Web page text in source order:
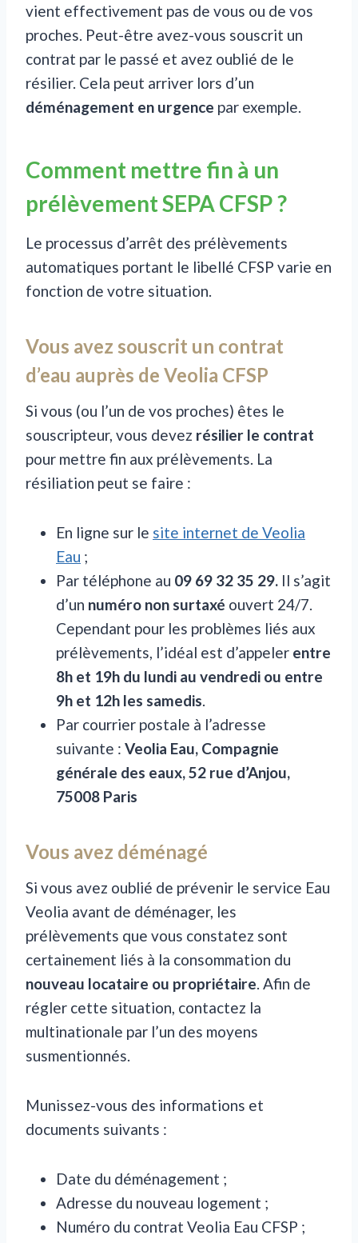
vient effectivement pas de vous ou de vos
proches. Peut-être avez-vous souscrit un
contrat par le passé et avez oublié de le
résilier. Cela peut arriver lors d’un
déménagement en urgence par exemple.
Comment mettre fin à un
prélèvement SEPA CFSP ?
Le processus d’arrêt des prélèvements
automatiques portant le libellé CFSP varie en
fonction de votre situation.
Vous avez souscrit un contrat
d’eau auprès de Veolia CFSP
Si vous (ou l’un de vos proches) êtes le
souscripteur, vous devez résilier le contrat
pour mettre fin aux prélèvements. La
résiliation peut se faire :
En ligne sur le site internet de Veolia
Eau ;
Par téléphone au 09 69 32 35 29. Il s’agit
d’un numéro non surtaxé ouvert 24/7.
Cependant pour les problèmes liés aux
prélèvements, l’idéal est d’appeler entre
8h et 19h du lundi au vendredi ou entre
9h et 12h les samedis.
Par courrier postale à l’adresse
suivante : Veolia Eau, Compagnie
générale des eaux, 52 rue d’Anjou,
75008 Paris
Vous avez déménagé
Si vous avez oublié de prévenir le service Eau
Veolia avant de déménager, les
prélèvements que vous constatez sont
certainement liés à la consommation du
nouveau locataire ou propriétaire. Afin de
régler cette situation, contactez la
multinationale par l’un des moyens
susmentionnés.
Munissez-vous des informations et
documents suivants :
Date du déménagement ;
Adresse du nouveau logement ;
Numéro du contrat Veolia Eau CFSP ;